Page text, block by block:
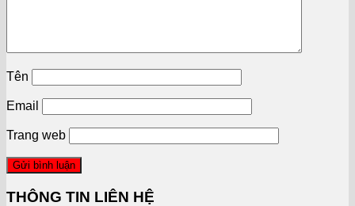
Tên
Email
Trang web
THÔNG TIN LIÊN HỆ